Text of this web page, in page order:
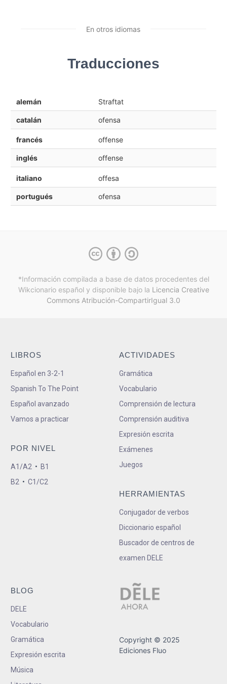
En otros idiomas
Traducciones
alemán Straftat
catalán ofensa
francés offense
inglés offense
italiano offesa
portugués ofensa
*Información compilada a base de datos procedentes del
Wikcionario español y disponible bajo la Licencia Creative
Commons Atribución-CompartirIgual 3.0
LIBROS
Español en 3-2-1
Spanish To The Point
Español avanzado
Vamos a practicar
POR NIVEL
A1/A2 • B1
B2 • C1/C2
ACTIVIDADES
Gramática
Vocabulario
Comprensión de lectura
Comprensión auditiva
Expresión escrita
Exámenes
Juegos
HERRAMIENTAS
Conjugador de verbos
Diccionario español
Buscador de centros de
examen DELE
BLOG
DELE
Vocabulario
Gramática
Expresión escrita
Música
Copyright © 2025
Ediciones Fluo